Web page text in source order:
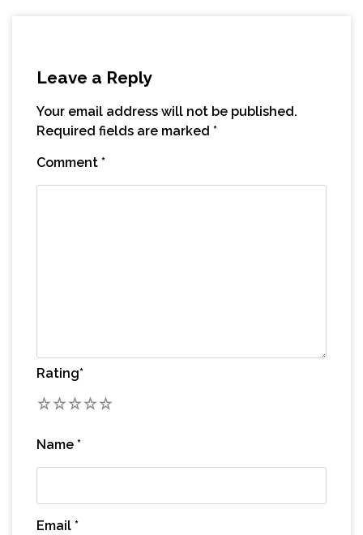
Leave a Reply
Your email address will not be published.
Required fields are marked *
Comment *
Rating*
5
4
3
2
Name *
Email *